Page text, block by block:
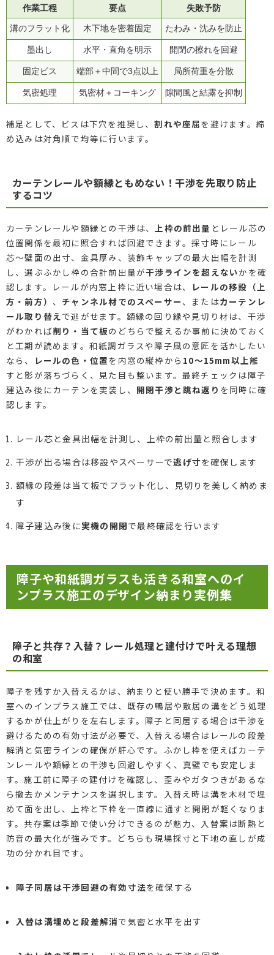
作業工程 要点 失敗予防
溝のフラット化 木下地を密着固定 たわみ・沈みを防止
墨出し 水平・直角を明示 開閉の擦れを回避
固定ビス 端部＋中間で3点以上 局所荷重を分散
気密処理 気密材＋コーキング 隙間風と結露を抑制
補足として、ビスは下穴を推奨し、割れや座屈を避けます。締
め込みは対角順で均等に行います。
カーテンレールや額縁ともめない！干渉を先取り防止
するコツ
カーテンレールや額縁との干渉は、 上枠の前出量 とレール芯の
位置関係を最初に照合すれば回避できます。採寸時にレール
芯〜壁面の出寸、金具厚み、装飾キャップの最大出幅を計測
し、選ぶふかし枠の合計前出量が干渉ラインを超えないかを確
認します。レールが内窓上枠に近い場合は、
レールの移設（上
方・前方） 、 チャンネル材でのスペーサー 、またはカーテンレ
ール取り替え で逃がせます。額縁の回り縁や見切り材は、干渉
がわかれば削り・当て板のどちらで整えるか事前に決めておく
と工期が読めます。和紙調ガラスや障子風の意匠を活かしたい
なら、
レールの色・位置を内窓の縦枠から 10〜15mm以上離
すと影が落ちづらく、見た目も整います。最終チェックは障子
建込み後にカーテンを実装し、 開閉干渉と跳ね返り を同時に確
認します。
レール芯と金具出幅を計測し、上枠の前出量と照合します
干渉が出る場合は移設やスペーサーで逃げ寸を確保します
額縁の段差は当て板でフラット化し、見切りを美しく納めま
す
障子建込み後に実機の開閉で最終確認を行います
障子や和紙調ガラスも活きる和室へのイ
ンプラス施工のデザイン納まり実例集
障子と共存？入替？レール処理と建付けで叶える理想
の和室
障子を残すか入替えるかは、納まりと使い勝手で決めます。和
室へのインプラス施工では、既存の鴨居や敷居の溝をどう処理
するかが仕上がりを左右します。障子と同居する場合は干渉を
避けるための有効寸法が必要で、入替える場合はレールの段差
解消と気密ラインの確保が肝心です。ふかし枠を使えばカーテ
ンレールや額縁との干渉も回避しやすく、真壁でも安定しま
す。施工前に障子の建付けを確認し、歪みやガタつきがあるな
ら撤去かメンテナンスを選択します。入替え時は溝を木材で埋
めて面を出し、上枠と下枠を一直線に通すと開閉が軽くなりま
す。共存案は季節で使い分けできるのが魅力、入替案は断熱と
防音の最大化が強みです。どちらも現場採寸と下地の直しが成
功の分かれ目です。
障子同居は干渉回避の有効寸法を確保する
入替は溝埋めと段差解消で気密と水平を出す